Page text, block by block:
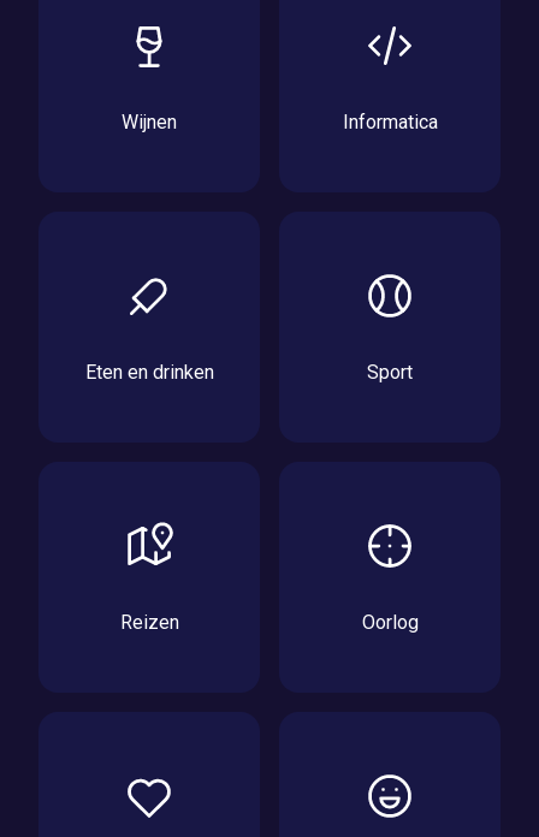
Wijnen Informatica
Eten en drinken Sport
Reizen Oorlog